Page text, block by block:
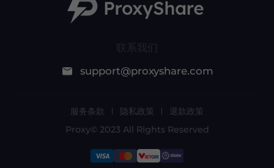
联系我们
support@proxyshare.com
服务条款 隐私政策
退款政策
Proxy© 2023 All Rights Reserved